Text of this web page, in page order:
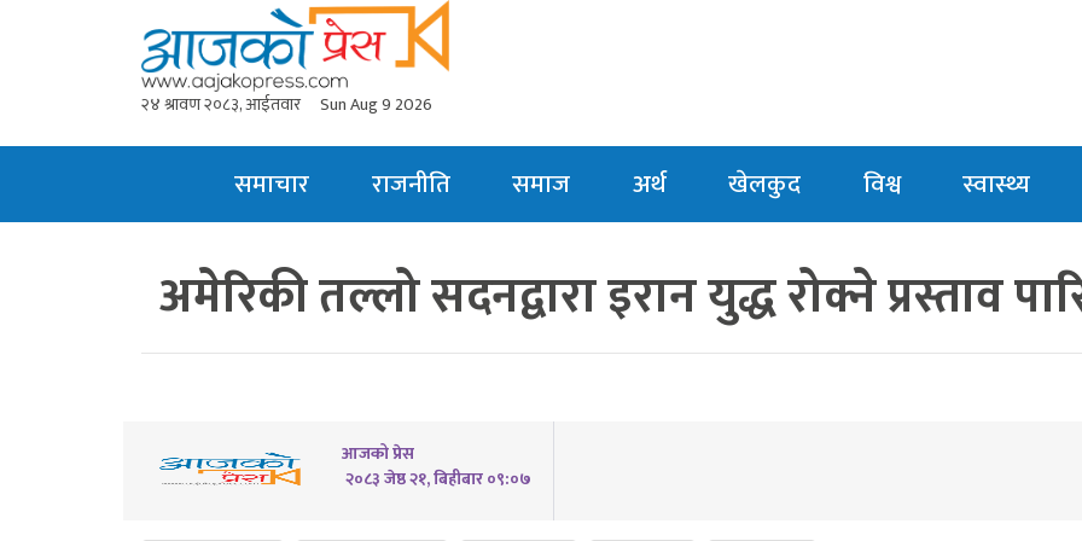
२४ श्रावण २०८३, आईतवार Sun Aug 9 2026
समाचार राजनीति समाज अर्थ खेलकुद विश्व स्वास्थ्य
अमेरिकी तल्लो सदनद्वारा इरान युद्ध रोक्ने प्रस्ताव
आजको प्रेस
२०८३ जेष्ठ २१, बिहीबार ०९:०७